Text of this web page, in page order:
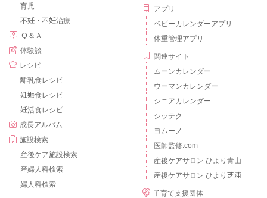
育児
不妊・不妊治療
Ｑ＆Ａ
体験談
レシピ
離乳食レシピ
妊娠食レシピ
妊活食レシピ
成長アルバム
施設検索
産後ケア施設検索
産婦人科検索
婦人科検索
アプリ
ベビーカレンダーアプリ
体重管理アプリ
関連サイト
ムーンカレンダー
ウーマンカレンダー
シニアカレンダー
シッテク
ヨムーノ
医師監修.com
産後ケアサロン ひより青山
産後ケアサロン ひより芝浦
子育て支援団体